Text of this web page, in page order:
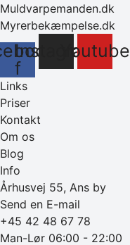
Muldvarpemanden.dk
Myrerbekæmpelse.dk
f
InstagramYoutube
Links
Priser
Kontakt
Om os
Blog
Info
Århusvej 55, Ans by
Send en E-mail
+45 42 48 67 78
Man-Lør 06:00 - 22:00